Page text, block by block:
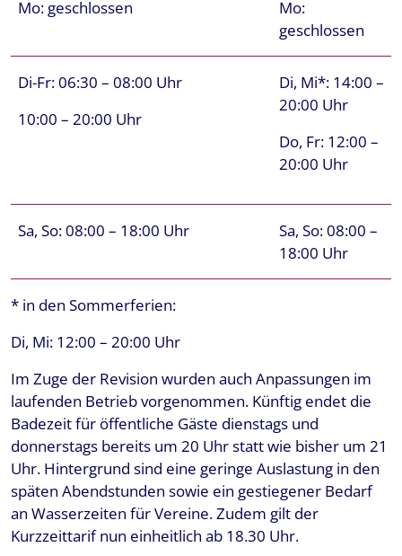
Mo: geschlossen
Mo:
geschlossen
Di-Fr: 06:30 – 08:00 Uhr
10:00 – 20:00 Uhr
Di, Mi*: 14:00 –
20:00 Uhr
Do, Fr: 12:00 –
20:00 Uhr
Sa, So: 08:00 – 18:00 Uhr
Sa, So: 08:00 –
18:00 Uhr
* in den Sommerferien:
Di, Mi: 12:00 – 20:00 Uhr
Im Zuge der Revision wurden auch Anpassungen im
laufenden Betrieb vorgenommen. Künftig endet die
Badezeit für öffentliche Gäste dienstags und
donnerstags bereits um 20 Uhr statt wie bisher um 21
Uhr. Hintergrund sind eine geringe Auslastung in den
späten Abendstunden sowie ein gestiegener Bedarf
an Wasserzeiten für Vereine. Zudem gilt der
Kurzzeittarif nun einheitlich ab 18.30 Uhr.